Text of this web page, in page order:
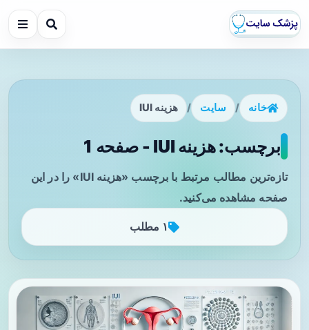
خانه / سایت / هزینه IUI
برچسب: هزینه IUI - صفحه 1
تازه‌ترین مطالب مرتبط با برچسب «هزینه IUI» را در این
صفحه مشاهده می‌کنید.
۱ مطلب